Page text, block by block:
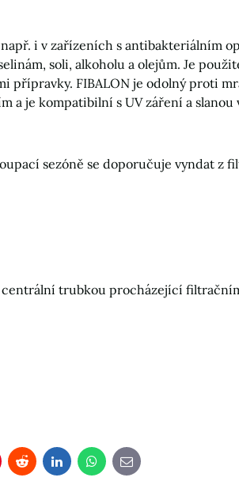
i v zařízeních s antibakteriálním
soli, alkoholu a olejům. Je
FIBALON je odolný proti
a je kompatibilní s UV záření a slanou
sezóně se doporučuje vyndat z
trubkou procházející
RedditLinkedInWhatsApp
E-
mail